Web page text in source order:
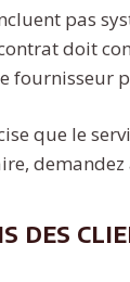
pas
doit
fournisseur
que le
des